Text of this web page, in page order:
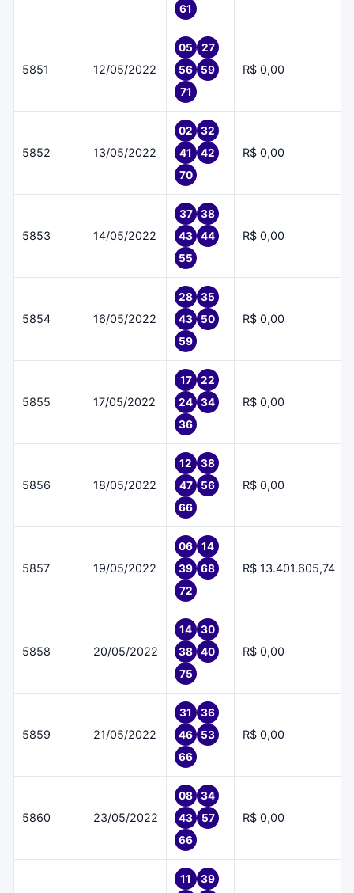
61
5851 12/05/2022
05
27
56
59
71
R$ 0,00
5852 13/05/2022
02
32
41
42
70
R$ 0,00
5853 14/05/2022
37
38
43
44
55
R$ 0,00
5854 16/05/2022
28
35
43
50
59
R$ 0,00
5855 17/05/2022
17
22
24
34
36
R$ 0,00
5856 18/05/2022
12
38
47
56
66
R$ 0,00
5857 19/05/2022
06
14
39
68
72
R$ 13.401.605,74
5858 20/05/2022
14
30
38
40
75
R$ 0,00
5859 21/05/2022
31
36
46
53
66
R$ 0,00
5860 23/05/2022
08
34
43
57
66
R$ 0,00
11
39